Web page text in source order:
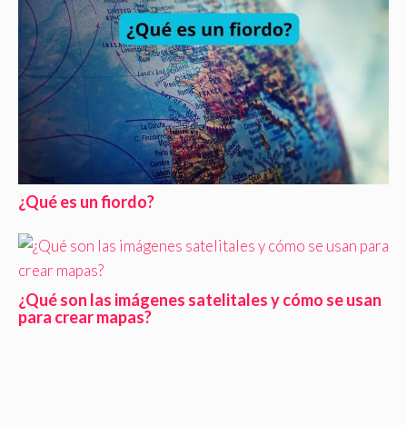
¿Qué es un fiordo?
¿Qué son las imágenes satelitales y cómo se usan
para crear mapas?